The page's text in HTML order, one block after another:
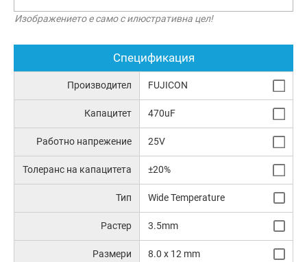
Изображението е само с илюстративна цел!
Спецификация
Производител FUJICON
Капацитет 470uF
Работно напрежение 25V
Толеранс на капацитета ±20%
Тип Wide Temperature
Растер 3.5mm
Размери 8.0 x 12 mm